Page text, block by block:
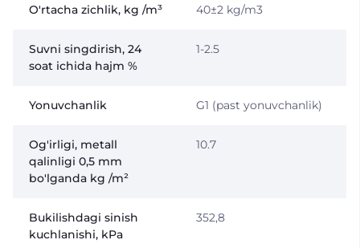
O'rtacha zichlik, kg /m³ 40±2 kg/m3
Suvni singdirish, 24
soat ichida hajm %
1-2.5
Yonuvchanlik G1 (past yonuvchanlik)
Og'irligi, metall
qalinligi 0,5 mm
bo'lganda kg /m²
10.7
Bukilishdagi sinish
kuchlanishi, kPa
352,8